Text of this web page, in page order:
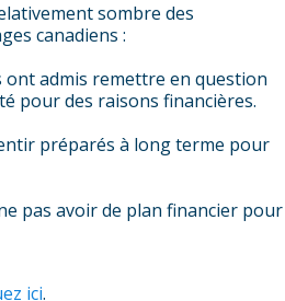
sombre des
canadiens :
ont admis remettre en question
pour des raisons financières.
préparés à long terme pour
pas avoir de plan financier pour
ici.